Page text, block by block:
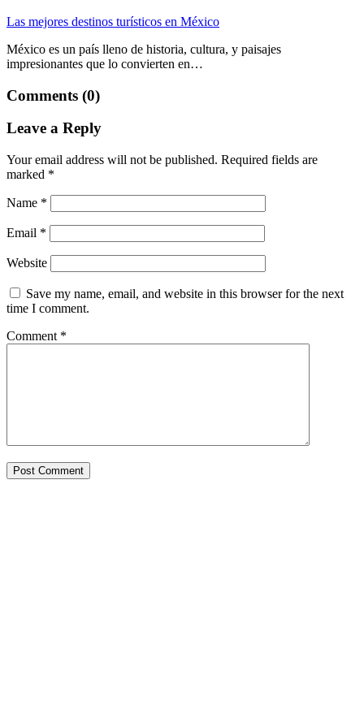
Las mejores destinos turísticos en México
México es un país lleno de historia, cultura, y paisajes
impresionantes que lo convierten en…
Comments (0)
Leave a Reply
Your email address will not be published. Required fields are
marked *
Name *
Email *
Website
Save my name, email, and website in this browser for the next
time I comment.
Comment *